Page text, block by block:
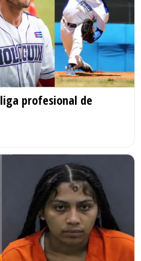
profesional de